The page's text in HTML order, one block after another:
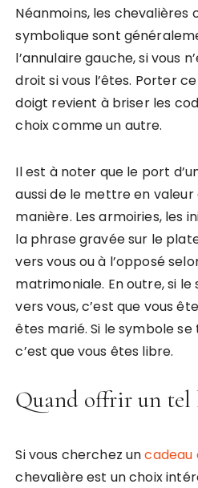
Néanmoins, les
symbolique sont
l’annulaire gauche, si vous
droit si vous l’êtes. Porter
doigt revient à briser les
choix comme un autre.
Il est à noter que le port
aussi de le mettre en valeur
manière. Les armoiries, les
la phrase gravée sur le
vers vous ou à l’opposé
matrimoniale. En outre, si
vers vous, c’est que vous
êtes marié. Si le symbole se
c’est que vous êtes libre.
Quand offrir un tel
Si vous cherchez uncadeau
chevalière est un choix